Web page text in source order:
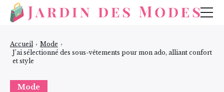
Mode
Accueil › Mode ›
J’ai sélectionné des sous-vêtements pour mon ado, alliant confort
et style
Bijoux
Beauté